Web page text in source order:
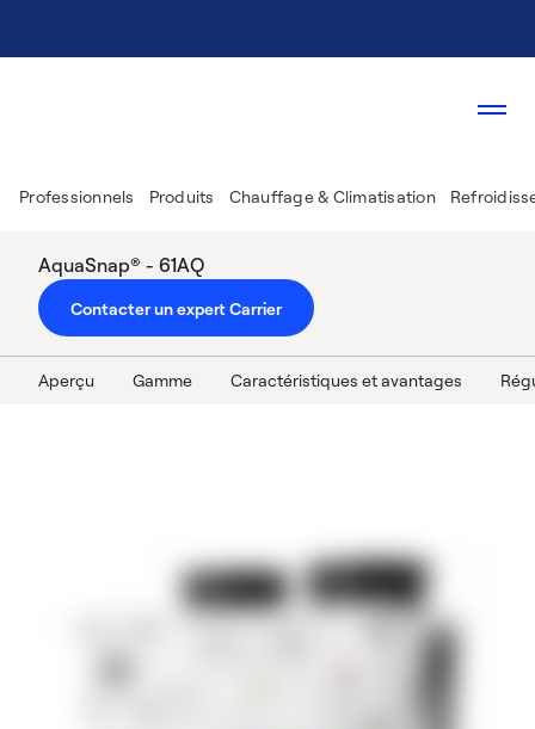
Professionnels Produits Chauffage & Climatisation
AquaSnap® - 61AQ
Contacter un expert Carrier
Aperçu Gamme Caractéristiques et avantages